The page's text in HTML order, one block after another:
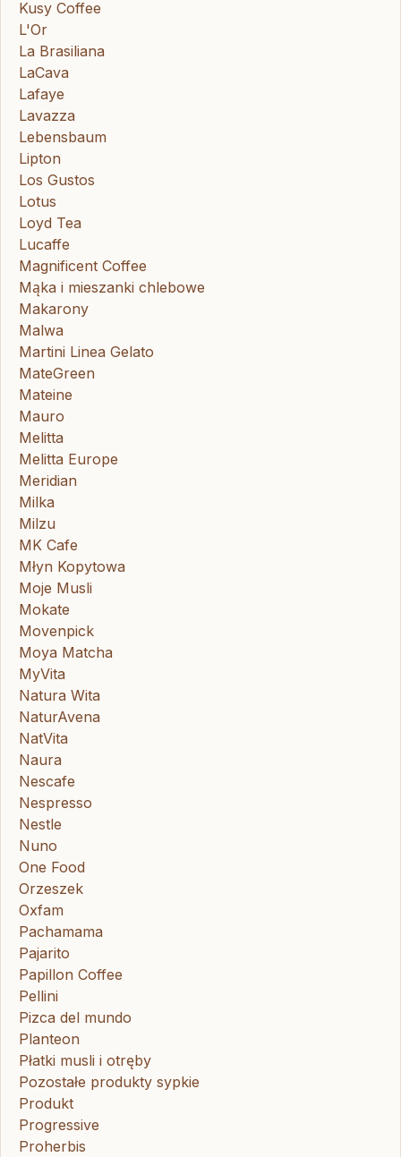
Kusy Coffee
L'Or
La Brasiliana
LaCava
Lafaye
Lavazza
Lebensbaum
Lipton
Los Gustos
Lotus
Loyd Tea
Lucaffe
Magnificent Coffee
Mąka i mieszanki chlebowe
Makarony
Malwa
Martini Linea Gelato
MateGreen
Mateine
Mauro
Melitta
Melitta Europe
Meridian
Milka
Milzu
MK Cafe
Młyn Kopytowa
Moje Musli
Mokate
Movenpick
Moya Matcha
MyVita
Natura Wita
NaturAvena
NatVita
Naura
Nescafe
Nespresso
Nestle
Nuno
One Food
Orzeszek
Oxfam
Pachamama
Pajarito
Papillon Coffee
Pellini
Pizca del mundo
Planteon
Płatki musli i otręby
Pozostałe produkty sypkie
Produkt
Progressive
Proherbis